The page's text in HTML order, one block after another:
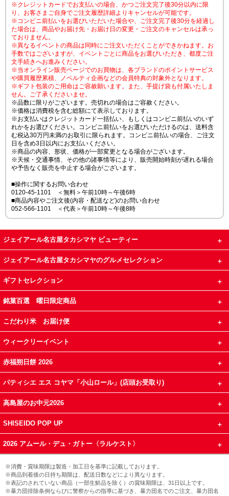
※クレジットカードでお支払いの場合、かつご注文完了後30分以内に限
り、お客さまご自身でご注文履歴詳細よりキャンセルが可能です。
※コンビニ前払いをお選びいただいた場合や、ご注文完了後30分を経過し
た場合は、商品やお届け先・お届け日の変更・ご注文のキャンセルは承っ
ておりません。
※異なるイベントの商品は同時にご注文いただくことができかねます。お
手数ではございますが、イベントごとに商品をお選びいただき、都度ご注
文手続きへお進みください。
※当オンライン販売ページでのお買物は、各ブランドのポイントサービス
や購買履歴累積、ノベルティ企画などの会員特典の対象外となります。
※ギフト包装のご用命はご容赦願います。また、手提げ袋も付属いたしま
せん。ご了承くださいませ。
※品数に限りがございます。売切れの場合はご容赦ください。
※価格は消費税を含む総額にて表示しております。
※お支払いはクレジットカード一括払い、もしくはコンビニ前払いのいず
れかをお選びください。コンビニ前払いをお選びいただけるのは、送料含
む税込30万円未満のお取引に限られます。コンビニ前払いの場合、ご注文
日を含め3日以内にお支払いください。
※商品の内容、形状、価格が一部変更となる場合がございます。
※天候・交通事情、その他の諸事情等により、販売開始時刻が遅れる場合
や予告なく販売を中止する場合がございます。
■操作に関するお問い合わせ
0120-45-1101 ＜無料＞午前10時～午後6時
■商品内容やご注文後(内容・配送など)のお問い合わせ
052-566-1101 ＜代表＞午前10時～午後8時
ジェイアール名古屋タカシマヤ ビューティー
ジェイアール名古屋タカシマヤのグルメセレクション
ギフトセレクション
銘菓百選 曜日限定商品
こだわり米 お届け便
ウィークリーイベント
赤福朔日餅 2026
パティシエ エス コヤマ「小山ロール」(店頭お受取り)
高島屋のお中元2026
SHISEIDO POP UP
2026 アムール・デュ・ガトー〈ラルケスト〉
※消費・賞味期限は製造・加工日を基準に記載しております。
※商品到着後の日持ち期限は、配送日数などにより異なります。
※表記のされていない商品（一部生鮮品を除く）の賞味期限は、31日以上です。
※暴力団排除条例ならびに警察からの指導に基づき、暴力団名でのご注文、暴力団名